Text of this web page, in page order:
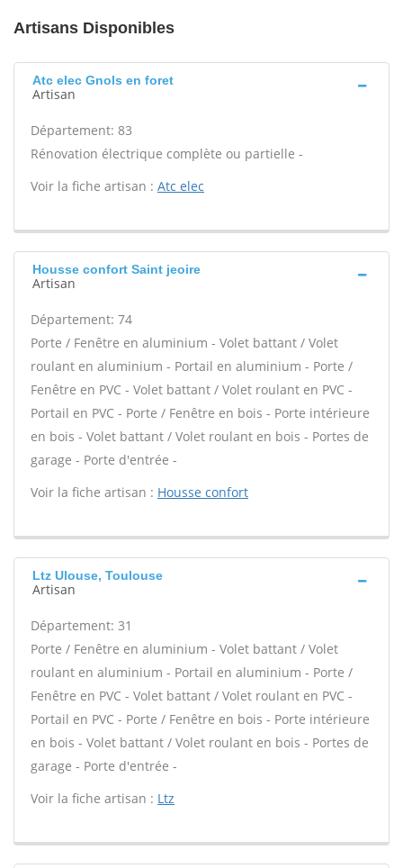
Artisans Disponibles
Atc elec Gnols en foret
Artisan
Département: 83
Rénovation électrique complète ou partielle -
Voir la fiche artisan : Atc elec
Housse confort Saint jeoire
Artisan
Département: 74
Porte / Fenêtre en aluminium - Volet battant / Volet
roulant en aluminium - Portail en aluminium - Porte /
Fenêtre en PVC - Volet battant / Volet roulant en PVC -
Portail en PVC - Porte / Fenêtre en bois - Porte intérieure
en bois - Volet battant / Volet roulant en bois - Portes de
garage - Porte d'entrée -
Voir la fiche artisan : Housse confort
Ltz Ulouse, Toulouse
Artisan
Département: 31
Porte / Fenêtre en aluminium - Volet battant / Volet
roulant en aluminium - Portail en aluminium - Porte /
Fenêtre en PVC - Volet battant / Volet roulant en PVC -
Portail en PVC - Porte / Fenêtre en bois - Porte intérieure
en bois - Volet battant / Volet roulant en bois - Portes de
garage - Porte d'entrée -
Voir la fiche artisan : Ltz